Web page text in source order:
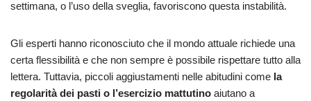
settimana, o l’uso della sveglia, favoriscono questa instabilità.
Gli esperti hanno riconosciuto che il mondo attuale richiede una
certa flessibilità e che non sempre è possibile rispettare tutto alla
lettera. Tuttavia, piccoli aggiustamenti nelle abitudini come la
regolarità dei pasti o l’esercizio mattutino aiutano a